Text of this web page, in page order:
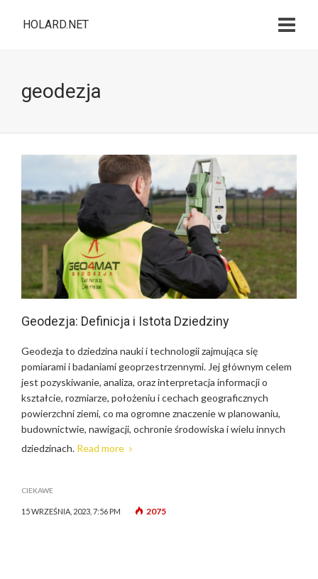
HOLARD.NET
geodezja
Geodezja: Definicja i Istota Dziedziny
Geodezja to dziedzina nauki i technologii zajmująca się
pomiarami i badaniami geoprzestrzennymi. Jej głównym celem
jest pozyskiwanie, analiza, oraz interpretacja informacji o
kształcie, rozmiarze, położeniu i cechach geograficznych
powierzchni ziemi, co ma ogromne znaczenie w planowaniu,
budownictwie, nawigacji, ochronie środowiska i wielu innych
dziedzinach. Read more
CIEKAWE
15 WRZEŚNIA, 2023, 7:56 PM 2075